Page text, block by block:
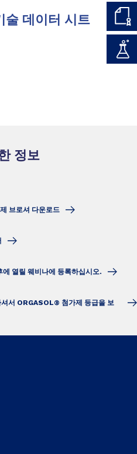
술 데이터 시트
정보
브로셔 다운로드
열릴 웨비나에 등록하십시오.
서 ORGASOL® 첨가제 등급을 보